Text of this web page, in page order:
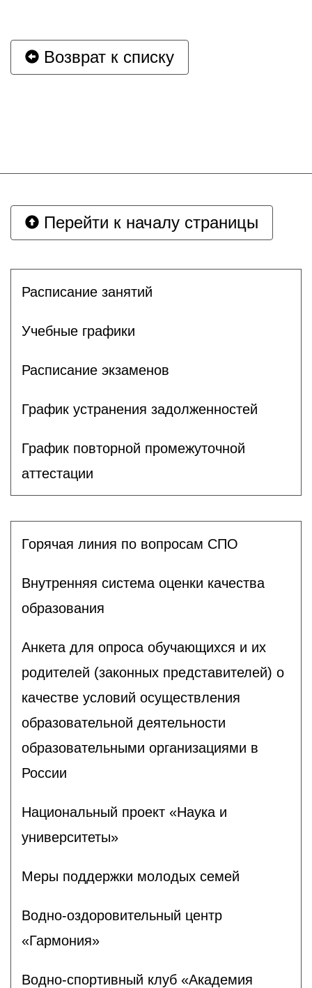
Возврат к списку
Перейти к началу страницы
Расписание занятий
Учебные графики
Расписание экзаменов
График устранения задолженностей
График повторной промежуточной
аттестации
Горячая линия по вопросам СПО
Внутренняя система оценки качества
образования
Анкета для опроса обучающихся и их
родителей (законных представителей) о
качестве условий осуществления
образовательной деятельности
образовательными организациями в
России
Национальный проект «Наука и
университеты»
Меры поддержки молодых семей
Водно-оздоровительный центр
«Гармония»
Водно-спортивный клуб «Академия